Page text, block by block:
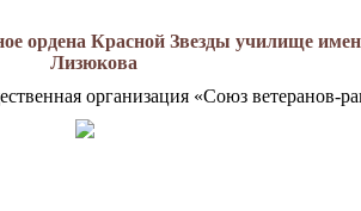
ордена Красной Звезды училище
Лизюкова
организация «Союз ветеранов-